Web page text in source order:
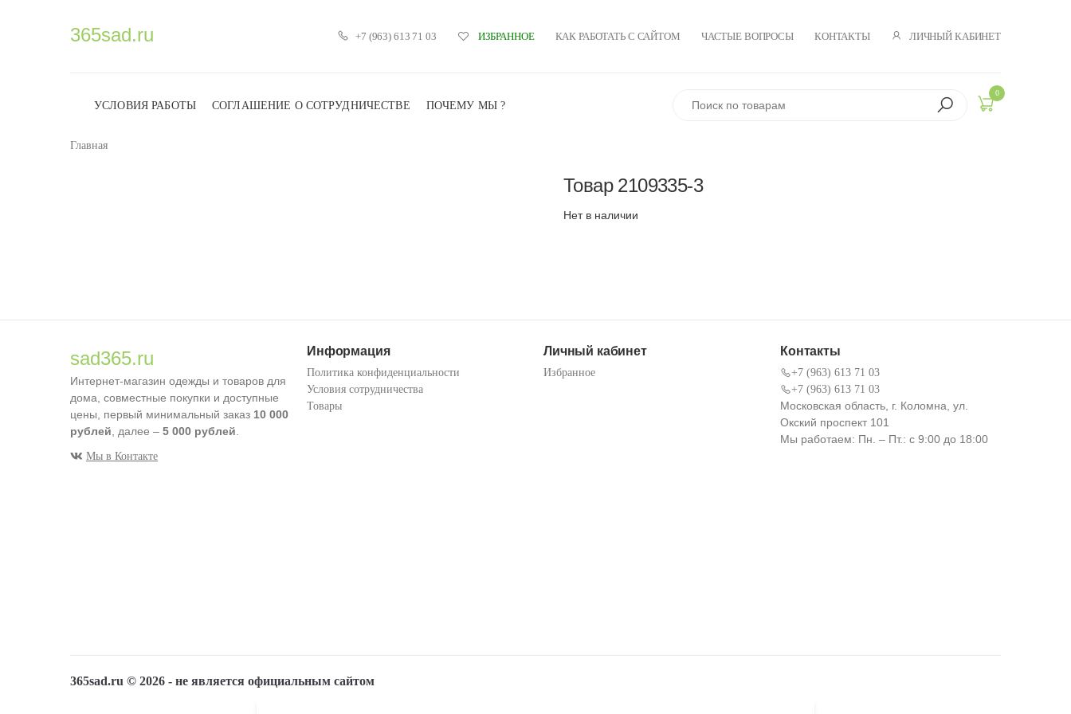
365sad.ru +7 (963) 613 71 03 ИЗБРАННОЕ КАК РАБОТАТЬ С САЙТОМ ЧАСТЫЕ ВОПРОСЫ КОНТАКТЫ ЛИЧНЫЙ КАБИНЕТ
УСЛОВИЯ РАБОТЫ СОГЛАШЕНИЕ О СОТРУДНИЧЕСТВЕ ПОЧЕМУ МЫ ?
0
Главная
Товар 2109335-3
Нет в наличии
sad365.ru
Интернет-магазин одежды и товаров для
дома, совместные покупки и доступные
цены, первый минимальный заказ 10 000
рублей , далее – 5 000 рублей
Мы в Контакте
Информация
Политика конфиденциальности
Условия сотрудничества
Товары
Личный кабинет
Избранное
Контакты
+7 (963) 613 71 03
+7 (963) 613 71 03
Московская область, г. Коломна, ул.
Окский проспект 101
Мы работаем: Пн. – Пт.: с 9:00 до 18:00
365sad.ru © 2026 - не является официальным сайтом